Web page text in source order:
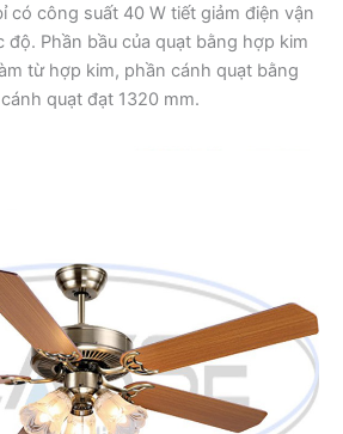
có công suất 40 W tiết giảm điện vận
độ. Phần bầu của quạt bằng hợp kim
từ hợp kim, phần cánh quạt bằng
quạt đạt 1320 mm.